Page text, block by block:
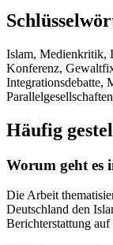
Islam, Medienkritik,
Konferenz,
Integrationsdebatte,
Häufig
Worum geht es
Die Arbeit
Deutschland den
Berichterstattung